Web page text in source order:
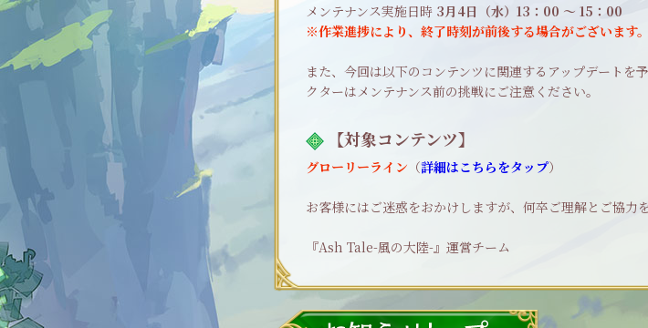
メンテナンス実施日時 3月4日（水）13：00 ～ 15：00
※作業進捗により、終了時刻が前後する場合がございます。
また、今回は以下のコンテンツに関連するアップデートを
クターはメンテナンス前の挑戦にご注意ください。
【対象コンテンツ】
グローリーライン （詳細はこちらをタップ）
お客様にはご迷惑をおかけしますが、何卒ご理解とご協力
『Ash Tale-風の大陸-』運営チーム